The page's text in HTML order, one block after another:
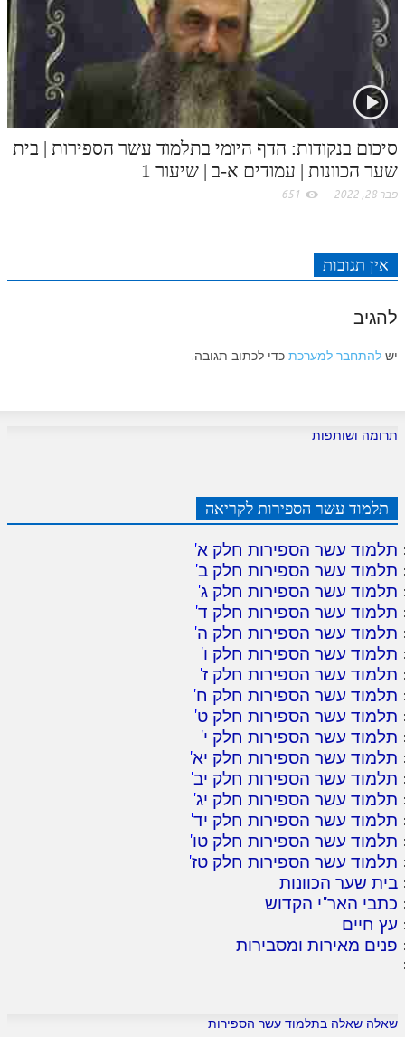
סיכום בנקודות: הדף היומי בתלמוד עשר הספירות | בית
שער הכוונות | עמודים א-ב | שיעור 1
פבר 28, 2022 651
אין תגובות
להגיב
יש להתחבר למערכת כדי לכתוב תגובה.
תרומה ושותפות
תלמוד עשר הספירות לקריאה
תלמוד עשר הספירות חלק א'
תלמוד עשר הספירות חלק ב'
תלמוד עשר הספירות חלק ג'
תלמוד עשר הספירות חלק ד'
תלמוד עשר הספירות חלק ה'
תלמוד עשר הספירות חלק ו'
תלמוד עשר הספירות חלק ז'
תלמוד עשר הספירות חלק ח'
תלמוד עשר הספירות חלק ט'
תלמוד עשר הספירות חלק י'
תלמוד עשר הספירות חלק יא'
תלמוד עשר הספירות חלק יב'
תלמוד עשר הספירות חלק יג'
תלמוד עשר הספירות חלק יד'
תלמוד עשר הספירות חלק טו'
תלמוד עשר הספירות חלק טז'
בית שער הכוונות
כתבי האר"י הקדוש
עץ חיים
פנים מאירות ומסבירות
שאלה שאלה בתלמוד עשר הספירות